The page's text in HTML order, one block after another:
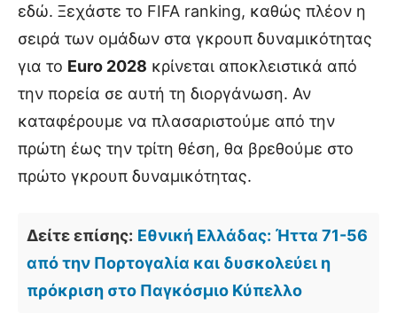
εδώ. Ξεχάστε το FIFA ranking, καθώς πλέον η
σειρά των ομάδων στα γκρουπ δυναμικότητας
για το Euro 2028 κρίνεται αποκλειστικά από
την πορεία σε αυτή τη διοργάνωση. Αν
καταφέρουμε να πλασαριστούμε από την
πρώτη έως την τρίτη θέση, θα βρεθούμε στο
πρώτο γκρουπ δυναμικότητας.
Δείτε επίσης: Εθνική Ελλάδας: Ήττα 71-56
από την Πορτογαλία και δυσκολεύει η
πρόκριση στο Παγκόσμιο Κύπελλο